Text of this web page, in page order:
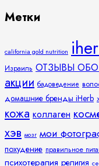
Метки
california gold nutrition
Израиль ОТЗЫВЫ
акции бадоведение
домашние бренды iHerb
кожа коллаген
хэв мозг мои
похудение правильное
психотерапия религия